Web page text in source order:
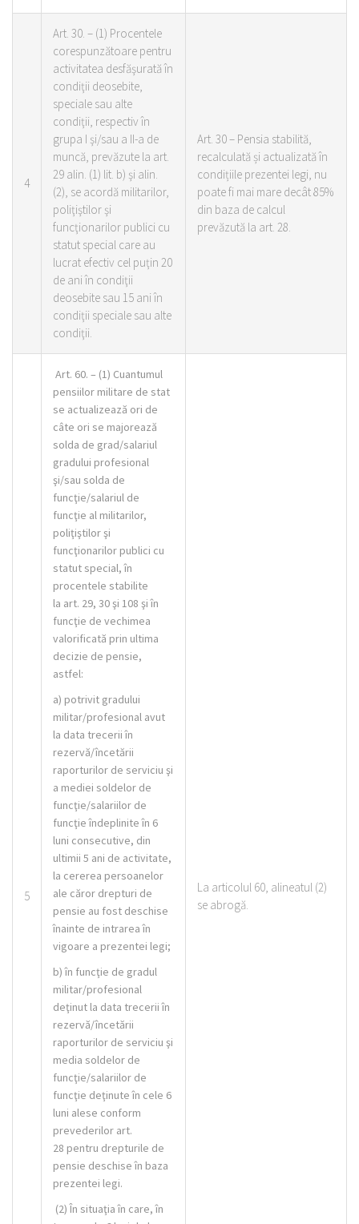
4
Art. 30. – (1) Procentele
corespunzătoare pentru
activitatea desfăşurată în
condiţii deosebite,
speciale sau alte
condiţii, respectiv în
grupa I şi/sau a II-a de
muncă, prevăzute la art.
29 alin. (1) lit. b) şi alin.
(2), se acordă militarilor,
poliţiştilor şi
funcţionarilor publici cu
statut special care au
lucrat efectiv cel puţin 20
de ani în condiţii
deosebite sau 15 ani în
condiţii speciale sau alte
condiţii.
Art. 30 – Pensia stabilită,
recalculată și actualizată în
condițiile prezentei legi, nu
poate fi mai mare decât 85%
din baza de calcul
prevăzută la art. 28.
5
Art. 60. – (1) Cuantumul
pensiilor militare de stat
se actualizează ori de
câte ori se majorează
solda de grad/salariul
gradului profesional
şi/sau solda de
funcţie/salariul de
funcţie al militarilor,
poliţiştilor şi
funcţionarilor publici cu
statut special, în
procentele stabilite
la art. 29, 30 şi 108 şi în
funcţie de vechimea
valorificată prin ultima
decizie de pensie,
astfel:
a) potrivit gradului
militar/profesional avut
la data trecerii în
rezervă/încetării
raporturilor de serviciu şi
a mediei soldelor de
funcţie/salariilor de
funcţie îndeplinite în 6
luni consecutive, din
ultimii 5 ani de activitate,
la cererea persoanelor
ale căror drepturi de
pensie au fost deschise
înainte de intrarea în
vigoare a prezentei legi;
b) în funcţie de gradul
militar/profesional
deţinut la data trecerii în
rezervă/încetării
raporturilor de serviciu şi
media soldelor de
funcţie/salariilor de
funcţie deţinute în cele 6
luni alese conform
prevederilor art.
28 pentru drepturile de
pensie deschise în baza
prezentei legi.
(2)În situaţia în care, în
La articolul 60, alineatul (2)
se abrogă.